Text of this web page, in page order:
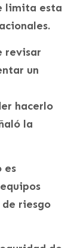
limita esta
revisar
un
hacerlo
la
es
riesgo